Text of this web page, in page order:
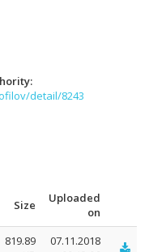
detail/8243
Size
Uploaded
on
819.89
07.11.2018